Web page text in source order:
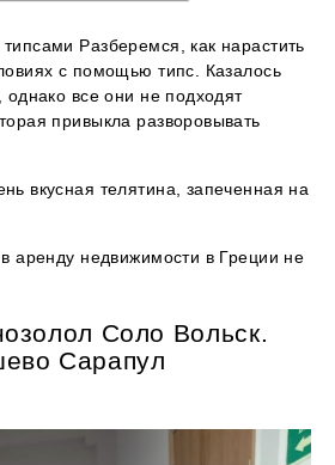
Разберемся, как нарастить
с помощью типс. Казалось
все они не подходят
привыкла разворовывать
вкусная телятина, запеченная на
аренду недвижимости в Греции не
Соло Вольск.
Сарапул